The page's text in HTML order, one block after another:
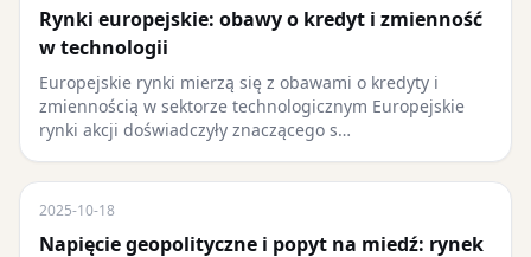
Rynki europejskie: obawy o kredyt i zmienność
w technologii
Europejskie rynki mierzą się z obawami o kredyty i
zmiennością w sektorze technologicznym Europejskie
rynki akcji doświadczyły znaczącego s…
2025-10-18
Napięcie geopolityczne i popyt na miedź: rynek